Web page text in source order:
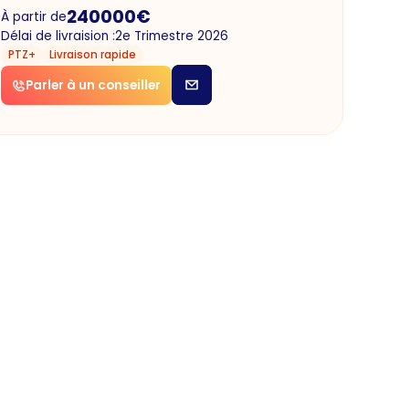
À partir de240000€
Délai de livraision :2e Trimestre 2026
PTZ+ Livraison rapide
Parler à un conseiller